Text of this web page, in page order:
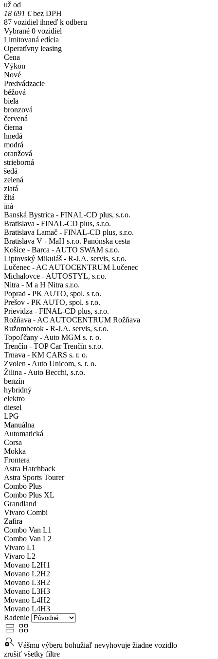
už od
18 691 €bez DPH
87 vozidiel ihneď k odberu
Vybrané 0 vozidiel
Limitovaná edícia
Operatívny leasing
Cena
Výkon
Nové
Predvádzacie
béžová
biela
bronzová
červená
čierna
hnedá
modrá
oranžová
strieborná
šedá
zelená
zlatá
žltá
iná
Banská Bystrica - FINAL-CD plus, s.r.o.
Bratislava - FINAL-CD plus, s.r.o.
Bratislava Lamač - FINAL-CD plus, s.r.o.
Bratislava V - MaH s.r.o. Panónska cesta
Košice - Barca - AUTO SWAM s.r.o.
Liptovský Mikuláš - R-J.A. servis, s.r.o.
Lučenec - AC AUTOCENTRUM Lučenec
Michalovce - AUTOSTYL, s.r.o.
Nitra - M a H Nitra s.r.o.
Poprad - PK AUTO, spol. s r.o.
Prešov - PK AUTO, spol. s r.o.
Prievidza - FINAL-CD plus, s.r.o.
Rožňava - AC AUTOCENTRUM Rožňava
Ružomberok - R-J.A. servis, s.r.o.
Topoľčany - Auto MGM s. r. o.
Trenčín - TOP Car Trenčín s.r.o.
Trnava - KM CARS s. r. o.
Zvolen - Auto Unicom, s. r. o.
Žilina - Auto Becchi, s.r.o.
benzín
hybridný
elektro
diesel
LPG
Manuálna
Automatická
Corsa
Mokka
Frontera
Astra Hatchback
Astra Sports Tourer
Combo Plus
Combo Plus XL
Grandland
Vivaro Combi
Zafira
Combo Van L1
Combo Van L2
Vivaro L1
Vivaro L2
Movano L2H1
Movano L2H2
Movano L3H2
Movano L3H3
Movano L4H2
Movano L4H3
Radenie
view_agenda view_cozy
search_off Vášmu výberu bohužiaľ nevyhovuje žiadne vozidlo
zrušiť všetky filtre